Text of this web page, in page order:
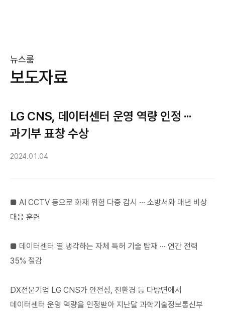
뉴스룸
보도자료
LG CNS, 데이터센터 운영 역량 인정 ···
과기부 표창 수상
2024.01.04
■ AI CCTV 등으로 화재 위험 다중 감시 ··· 소방서와 매년 비상
대응 훈련
■ 데이터센터 열 냉각하는 자체 특허 기술 탑재 ··· 연간 전력
35% 절감
DX전문기업 LG CNS가 안전성, 친환경 등 다방면에서
데이터센터 운영 역량을 인정받아 지난달 과학기술정보통신부